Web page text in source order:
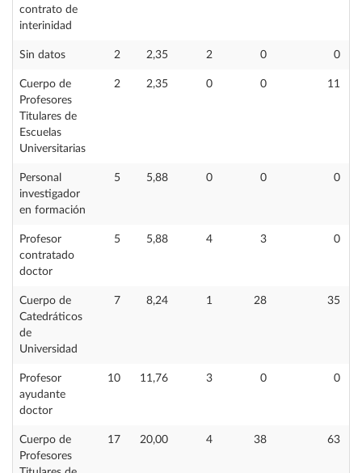
contrato de
interinidad
Sin datos 2 2,35 2 0 0
Cuerpo de
Profesores
Titulares de
Escuelas
Universitarias
2 2,35 0 0 11
Personal
investigador
en formación
5 5,88 0 0 0
Profesor
contratado
doctor
5 5,88 4 3 0
Cuerpo de
Catedráticos
de
Universidad
7 8,24 1 28 35
Profesor
ayudante
doctor
10 11,76 3 0 0
Cuerpo de
Profesores
17 20,00 4 38 63